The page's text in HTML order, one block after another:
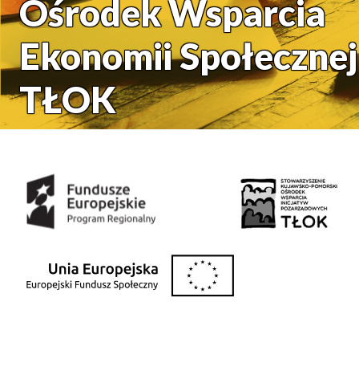
Ośrodek Wsparcia
Ekonomii Społecznej
TŁOK